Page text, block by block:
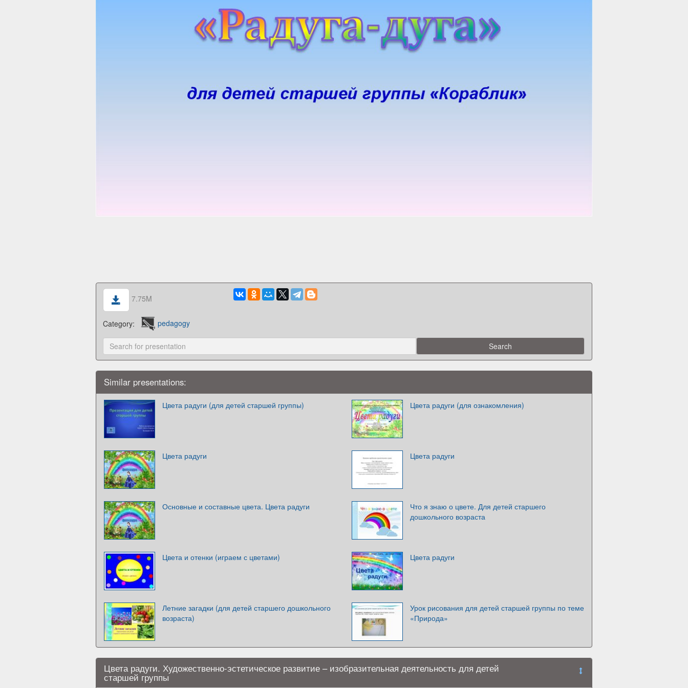
7.75M
Category: pedagogy
Similar presentations:
Цвета радуги (для детей старшей группы) Цвета радуги (для ознакомления)
Цвета радуги Цвета радуги
Основные и составные цвета. Цвета радуги
Что я знаю о цвете. Для детей старшего
дошкольного возраста
Цвета и отенки (играем с цветами) Цвета радуги
Летние загадки (для детей старшего дошкольного
возраста)
Урок рисования для детей старшей группы по теме
«Природа»
Цвета радуги. Художественно-эстетическое развитие – изобразительная деятельность для детей
старшей группы